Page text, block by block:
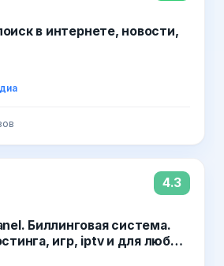
в интернете, новости,
4.3
Биллинговая система.
игр, iptv и для любых